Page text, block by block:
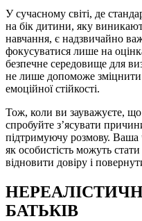
У сучасному світі, де
на бік дитини, яку
навчання, є надзвичайно
фокусуватися лише на
безпечне середовище для
не лише допоможе зміцнити
емоційної стійкості.
Тож, коли ви зауважуєте,
спробуйте з’ясувати
підтримуючу розмову. Ваша
як особистість можуть
відновити довіру і
БАТЬКІВ